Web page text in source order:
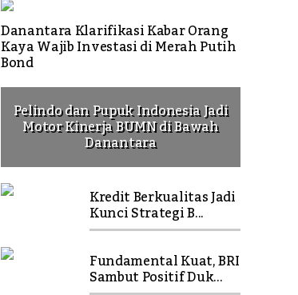
Danantara Klarifikasi Kabar Orang
Kaya Wajib Investasi di Merah Putih
Bond
Pelindo dan Pupuk Indonesia Jadi
Motor Kinerja BUMN di Bawah
Danantara
Kredit Berkualitas Jadi
Kunci Strategi B...
Fundamental Kuat, BRI
Sambut Positif Duk...